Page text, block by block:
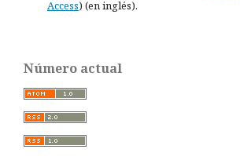
Access) (en inglés).
Número actual